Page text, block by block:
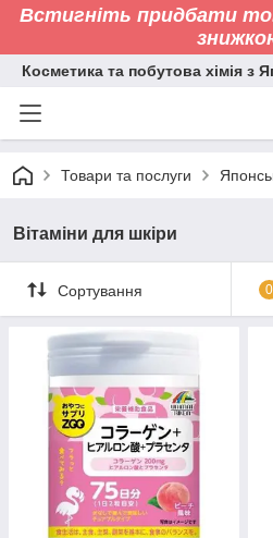
Встигніть придбати
Косметика та побутова хімія з
Товари та послуги
Вітаміни для шкіри
Сортування 0